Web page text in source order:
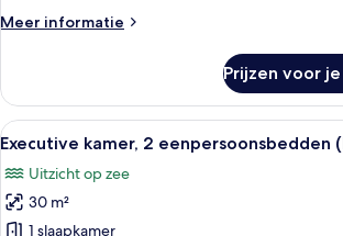
Meer informatie
Meer
kamer,
eenpersoonsbedden
Prijzen voor
Alle
foto's
voor
Executive
10
Executive kamer, 2 eenpersoonsbedden
Uitzicht op zee
30 m²
1 slaapkamer